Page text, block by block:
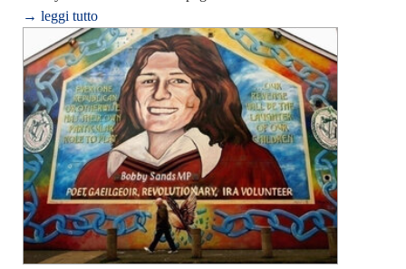
→ leggi tutto